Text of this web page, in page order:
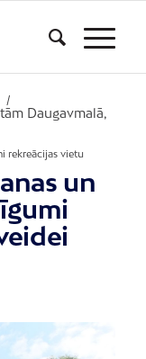
/
Daugavmalā,
rekreācijas vietu
un